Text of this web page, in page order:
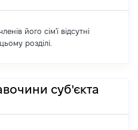
його сім'ї відсутні
розділі.
суб'єкта